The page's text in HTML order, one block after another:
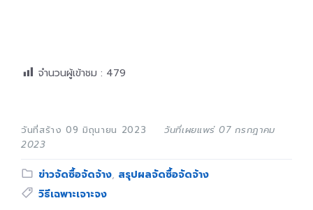
จำนวนผู้เข้าชม : 479
วันที่สร้าง 09 มิถุนายน 2023
วันที่เผยแพร่ 07 กรกฎาคม
2023
Category:
ข่าวจัดซื้อจัดจ้าง, สรุปผลจัดซื้อจัดจ้าง
Tags:
วิธีเฉพาะเจาะจง